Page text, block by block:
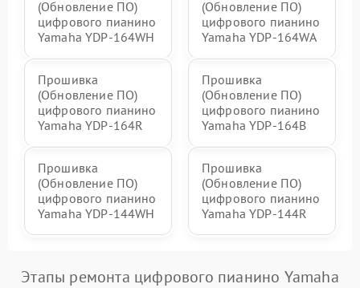
(Обновление ПО)
цифрового пианино
Yamaha YDP-164WH
(Обновление ПО)
цифрового пианино
Yamaha YDP-164WA
Прошивка
(Обновление ПО)
цифрового пианино
Yamaha YDP-164R
Прошивка
(Обновление ПО)
цифрового пианино
Yamaha YDP-164B
Прошивка
(Обновление ПО)
цифрового пианино
Yamaha YDP-144WH
Прошивка
(Обновление ПО)
цифрового пианино
Yamaha YDP-144R
Этапы ремонта цифрового пианино Yamaha